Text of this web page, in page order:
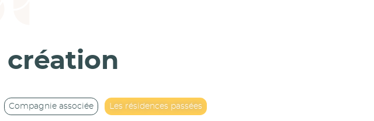
création
Compagnie associée Les résidences passées